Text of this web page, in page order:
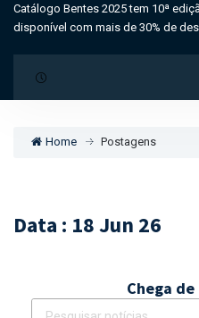
Catálogo Bentes 2025 tem 10ª
disponível com mais de 30% de
Home Postagens
Data : 18 Jun 26
Chega